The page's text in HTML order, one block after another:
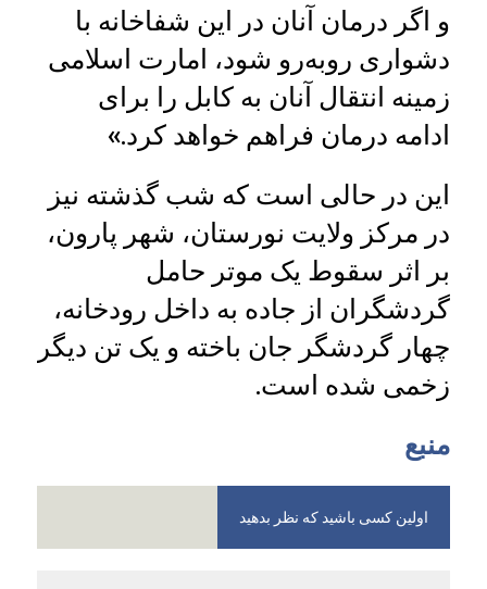
و اگر درمان آنان در این شفاخانه با
دشواری روبه‌رو شود، امارت اسلامی
زمینه انتقال آنان به کابل را برای
ادامه درمان فراهم خواهد کرد.»
این در حالی است که شب گذشته نیز
در مرکز ولایت نورستان، شهر پارون،
بر اثر سقوط یک موتر حامل
گردشگران از جاده به داخل رودخانه،
چهار گردشگر جان باخته و یک تن دیگر
زخمی شده است.
منبع
اولین کسی باشید که نظر بدهید